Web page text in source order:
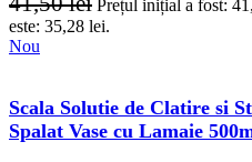
Prețul inițial a fost:
este: 35,28 lei.
Nou
Scala Solutie de Clatire si
Spalat Vase cu Lamaie